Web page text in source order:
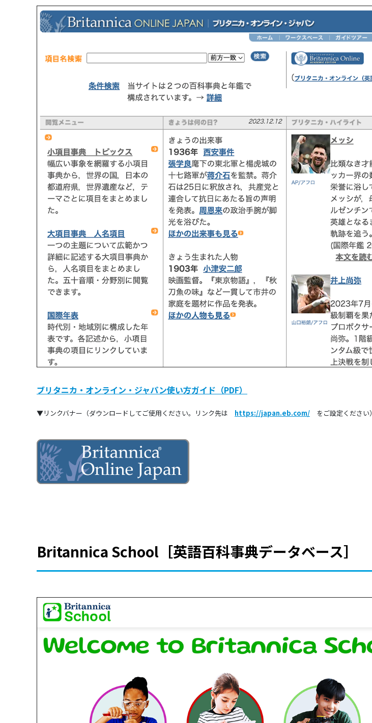
ブリタニカ・オンライン・ジャパン使い方ガイド（PDF）
▼リンクバナー（ダウンロードしてご使用ください。リンク先は https://japan.eb.com/ をご設定ください）
Britannica School［英語百科事典データベース］